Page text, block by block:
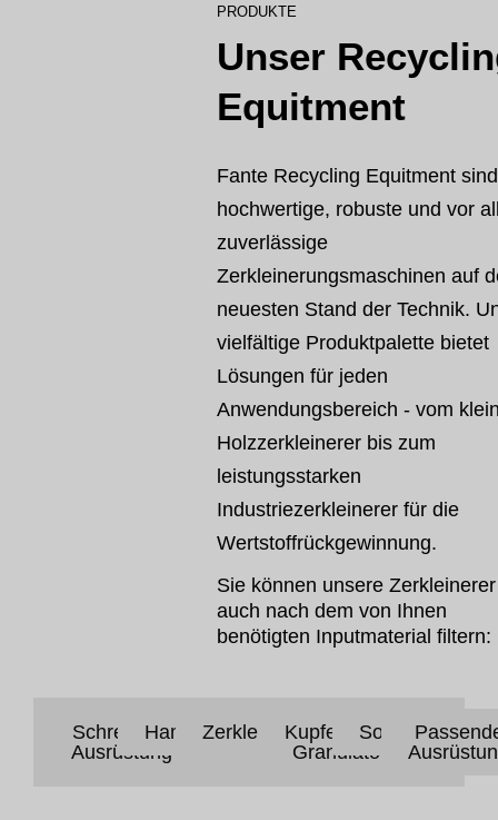
PRODUKTE
Unser
Equitment
Fante Recycling Equitment sind
hochwertige, robuste und vor
zuverlässige
Zerkleinerungsmaschinen auf
neuesten Stand der Technik.
vielfältige Produktpalette bietet
Lösungen für jeden
Anwendungsbereich - vom
Holzzerkleinerer bis zum
leistungsstarken
Industriezerkleinerer für die
Wertstoffrückgewinnung.
Sie können unsere Zerkleinerer
auch nach dem von Ihnen
benötigten Inputmaterial filtern:
Schredder-
Ausrüstung
Hammerbrecher
Zerkleinerungsausrüstung
Kupferdraht-
Granulator
Sortiergeräte